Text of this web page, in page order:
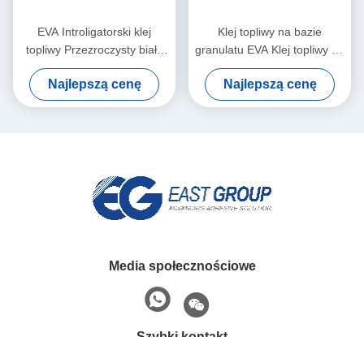
EVA Introligatorski klej
topliwy Przezroczysty biały
granulat granulki
Najlepszą cenę
Klej topliwy na bazie
granulatu EVA Klej topliwy na
bazie EVA do introligatorstwa
Najlepszą cenę
Media społecznościowe